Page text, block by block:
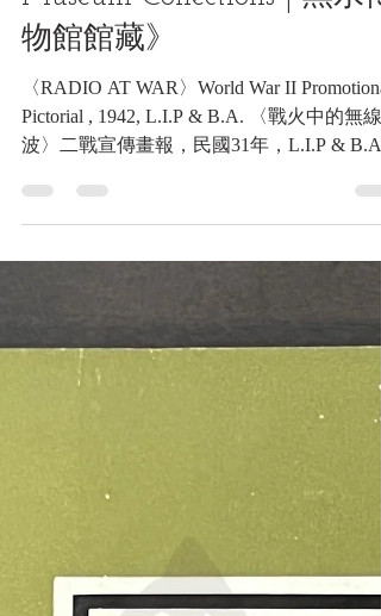
宣傳畫報，民國31年，L.I.P
& B.A.《Black Water
Museum Collections | 黑水博
物館館藏》
〈RADIO AT WAR〉World War II
Pictorial , 1942, L.I.P & B.A. 〈戰火中的無線